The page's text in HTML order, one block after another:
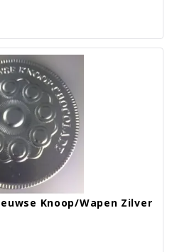
Knoop/wapen Zilver